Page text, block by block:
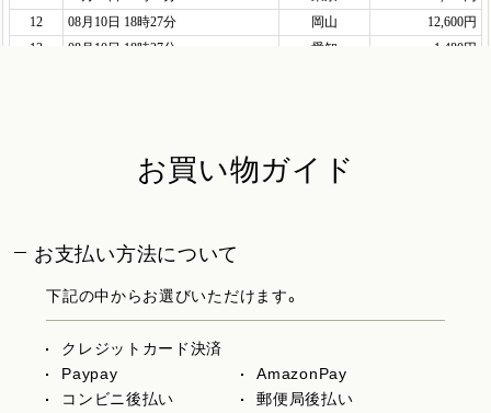
お買い物ガイド
お支払い方法について
下記の中からお選びいただけます。
クレジットカード決済
Paypay
AmazonPay
コンビニ後払い
郵便局後払い